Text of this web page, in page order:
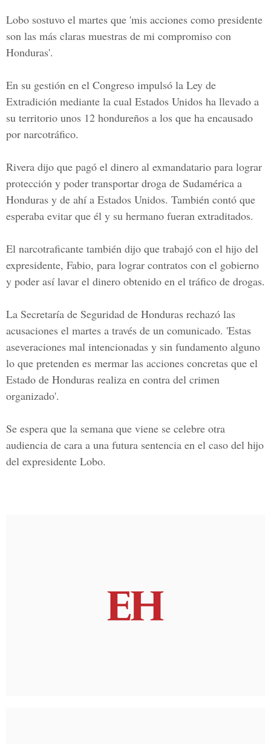
Lobo sostuvo el martes que 'mis acciones como presidente
son las más claras muestras de mi compromiso con
Honduras'.
En su gestión en el Congreso impulsó la Ley de
Extradición mediante la cual Estados Unidos ha llevado a
su territorio unos 12 hondureños a los que ha encausado
por narcotráfico.
Rivera dijo que pagó el dinero al exmandatario para lograr
protección y poder transportar droga de Sudamérica a
Honduras y de ahí a Estados Unidos. También contó que
esperaba evitar que él y su hermano fueran extraditados.
El narcotraficante también dijo que trabajó con el hijo del
expresidente, Fabio, para lograr contratos con el gobierno
y poder así lavar el dinero obtenido en el tráfico de drogas.
La Secretaría de Seguridad de Honduras rechazó las
acusaciones el martes a través de un comunicado. 'Estas
aseveraciones mal intencionadas y sin fundamento alguno
lo que pretenden es mermar las acciones concretas que el
Estado de Honduras realiza en contra del crimen
organizado'.
Se espera que la semana que viene se celebre otra
audiencia de cara a una futura sentencia en el caso del hijo
del expresidente Lobo.